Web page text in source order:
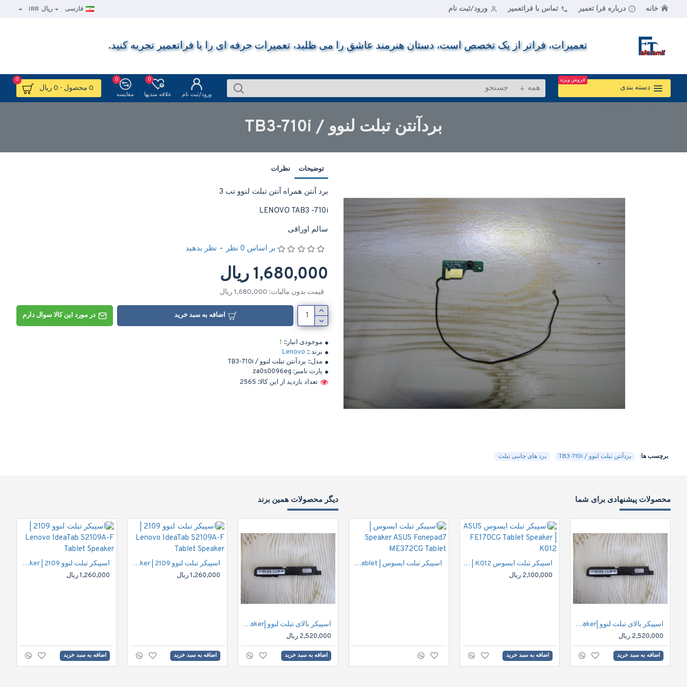
خانه درباره فرا تعمیر تماس با فراتعمیر ورود/ثبت نام فارسی ریال IRR
تعمیرات، فراتر از یک تخصص است، دستان هنرمند عاشق را می طلبد، تعمیرات حرفه ای را با فراتعمیر تجربه کنید.
دسته بندی
فروش ویژه
همه
ورود/ثبت نام علاقه مندیها
0
مقایسه
0
0 محصول - 0 ریال
0
بردآنتن تبلت لنوو / TB3-710i
توضیحات نظرات
برد آنتن همراه آنتن تبلت لنوو تب 3
LENOVO TAB3 -710i
سالم اوراقی
موجودی انبار:: 1
برند :: Lenovo
مدل:: بردآنتن تبلت لنوو / TB3-710i
پارت نامبر: za0s0096eg
تعداد بازدید از این کالا: 2565
بر اساس 0 نظر - نظر بدهید
1,680,000 ریال
قیمت بدون مالیات: 1,680,000 ریال
اضافه به سبد خرید در مورد این کالا سوال دارم
برچسب ها: بردآنتن تبلت لنوو / TB3-710i برد های جانبی تبلت
محصولات پیشنهادی برای شما
اسپیکر بالای تبلت لنوو |Lenovo S8 Tablet Speaker
2,520,000 ریال
اضافه به سبد خرید
اسپیکر تبلت ایسوس ASUS FE170CG Tablet Speaker | K012
2,100,000 ریال
اضافه به سبد خرید
اسپیکر تبلت ایسوس | Speaker ASUS Fonepad7 ME372CG Tablet
دیگر محصولات همین برند
اسپیکر بالای تبلت لنوو |Lenovo S8 Tablet Speaker
2,520,000 ریال
اضافه به سبد خرید
اسپیکر تبلت لنوو 2109 | Lenovo IdeaTab S2109A-F Tablet Speaker
1,260,000 ریال
اضافه به سبد خرید
اسپیکر تبلت لنوو 2109 | Lenovo IdeaTab S2109A-F Tablet Speaker
1,260,000 ریال
اضافه به سبد خرید